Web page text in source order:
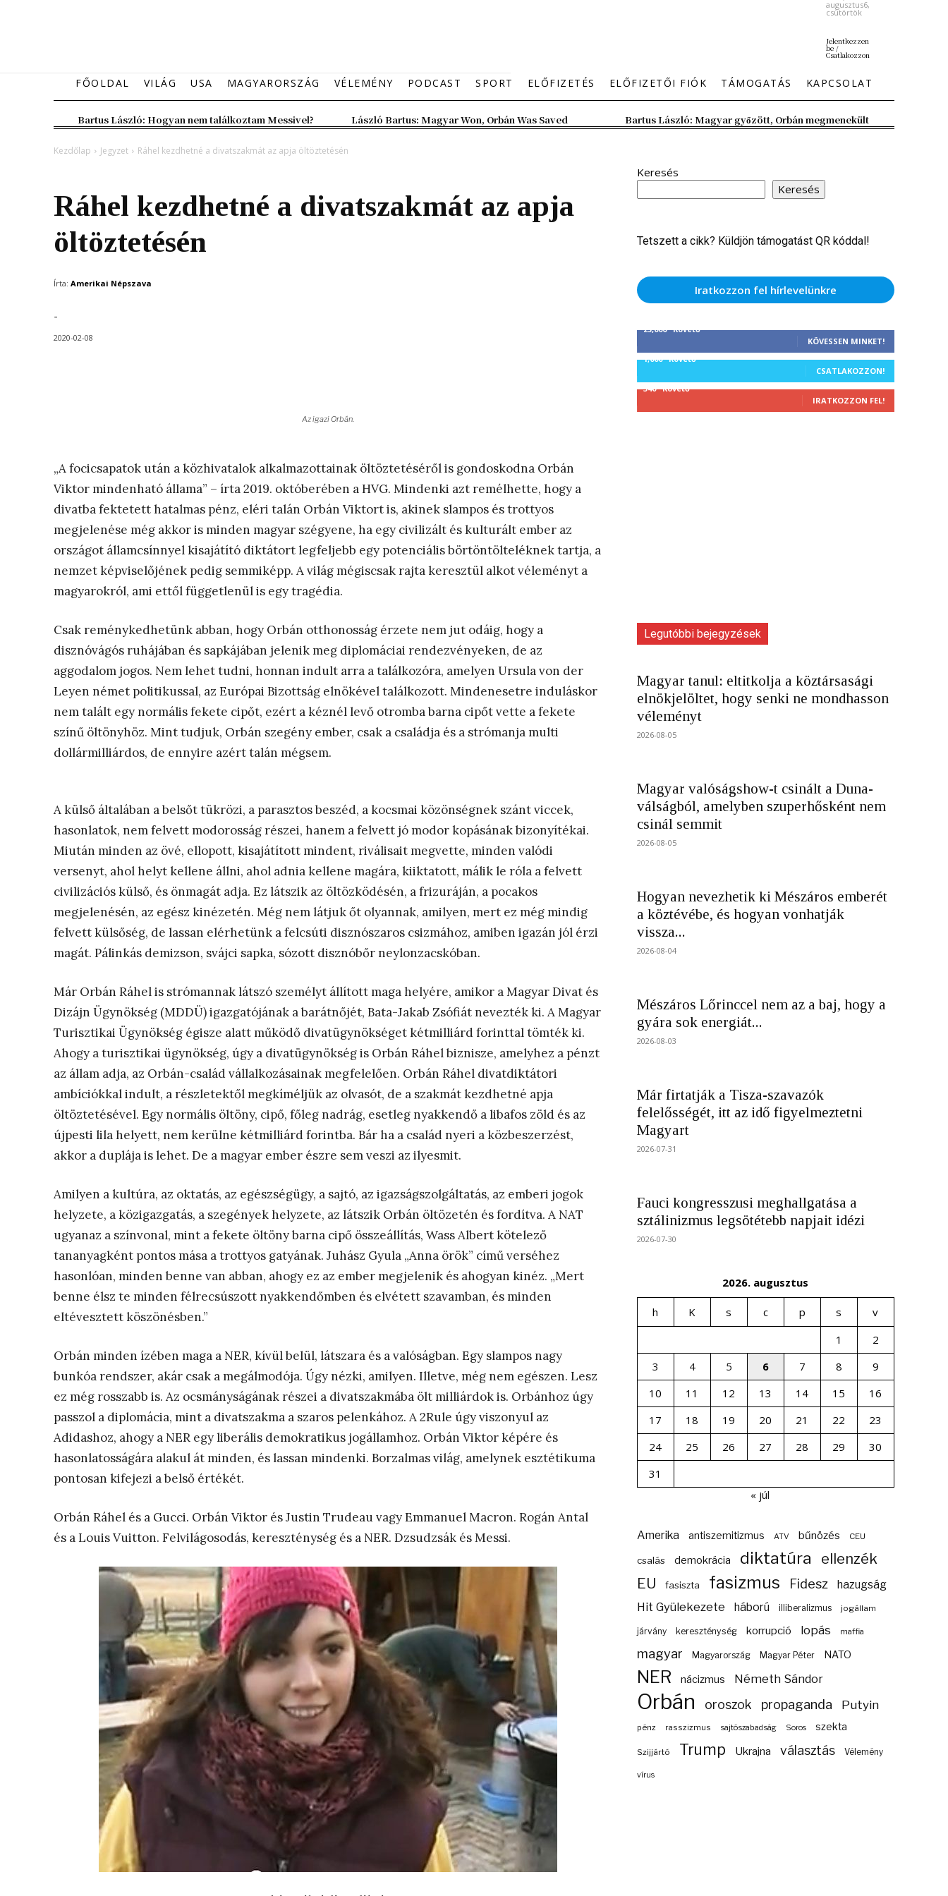
augusztus6,
csütörtök
Jelentkezzen
be /
Csatlakozzon
FŐOLDAL VILÁG USA MAGYARORSZÁG VÉLEMÉNY PODCAST SPORT ELŐFIZETÉS ELŐFIZETŐI FIÓK TÁMOGATÁS KAPCSOLAT
Bartus László: Hogyan nem találkoztam Messivel? László Bartus: Magyar Won, Orbán Was Saved Bartus László: Magyar győzött, Orbán megmenekült
Kezdőlap Jegyzet Ráhel kezdhetné a divatszakmát az apja öltöztetésén
Ráhel kezdhetné a divatszakmát az apja
öltöztetésén
Írta: Amerikai Népszava
-
2020-02-08
Az igazi Orbán.
„A focicsapatok után a közhivatalok alkalmazottainak öltöztetéséről is gondoskodna Orbán
Viktor mindenható állama” – írta 2019. októberében a HVG. Mindenki azt remélhette, hogy a
divatba fektetett hatalmas pénz, eléri talán Orbán Viktort is, akinek slampos és trottyos
megjelenése még akkor is minden magyar szégyene, ha egy civilizált és kulturált ember az
országot államcsínnyel kisajátító diktátort legfeljebb egy potenciális börtöntölteléknek tartja, a
nemzet képviselőjének pedig semmiképp. A világ mégiscsak rajta keresztül alkot véleményt a
magyarokról, ami ettől függetlenül is egy tragédia.
Csak reménykedhetünk abban, hogy Orbán otthonosság érzete nem jut odáig, hogy a
disznóvágós ruhájában és sapkájában jelenik meg diplomáciai rendezvényeken, de az
aggodalom jogos. Nem lehet tudni, honnan indult arra a találkozóra, amelyen Ursula von der
Leyen német politikussal, az Európai Bizottság elnökével találkozott. Mindenesetre induláskor
nem talált egy normális fekete cipőt, ezért a kéznél levő otromba barna cipőt vette a fekete
színű öltönyhöz. Mint tudjuk, Orbán szegény ember, csak a családja és a strómanja multi
dollármilliárdos, de ennyire azért talán mégsem.
A külső általában a belsőt tükrözi, a parasztos beszéd, a kocsmai közönségnek szánt viccek,
hasonlatok, nem felvett modorosság részei, hanem a felvett jó modor kopásának bizonyítékai.
Miután minden az övé, ellopott, kisajátított mindent, riválisait megvette, minden valódi
versenyt, ahol helyt kellene állni, ahol adnia kellene magára, kiiktatott, málik le róla a felvett
civilizációs külső, és önmagát adja. Ez látszik az öltözködésén, a frizuráján, a pocakos
megjelenésén, az egész kinézetén. Még nem látjuk őt olyannak, amilyen, mert ez még mindig
felvett külsőség, de lassan elérhetünk a felcsúti disznószaros csizmához, amiben igazán jól érzi
magát. Pálinkás demizson, svájci sapka, sózott disznóbőr neylonzacskóban.
Már Orbán Ráhel is strómannak látszó személyt állított maga helyére, amikor a Magyar Divat és
Dizájn Ügynökség (MDDÜ) igazgatójának a barátnőjét, Bata-Jakab Zsófiát nevezték ki. A Magyar
Turisztikai Ügynökség égisze alatt működő divatügynökséget kétmilliárd forinttal tömték ki.
Ahogy a turisztikai ügynökség, úgy a divatügynökség is Orbán Ráhel biznisze, amelyhez a pénzt
az állam adja, az Orbán-család vállalkozásainak megfelelően. Orbán Ráhel divatdiktátori
ambíciókkal indult, a részletektől megkíméljük az olvasót, de a szakmát kezdhetné apja
öltöztetésével. Egy normális öltöny, cipő, főleg nadrág, esetleg nyakkendő a libafos zöld és az
újpesti lila helyett, nem kerülne kétmilliárd forintba. Bár ha a család nyeri a közbeszerzést,
akkor a duplája is lehet. De a magyar ember észre sem veszi az ilyesmit.
Amilyen a kultúra, az oktatás, az egészségügy, a sajtó, az igazságszolgáltatás, az emberi jogok
helyzete, a közigazgatás, a szegények helyzete, az látszik Orbán öltözetén és fordítva. A NAT
ugyanaz a színvonal, mint a fekete öltöny barna cipő összeállítás, Wass Albert kötelező
tananyagként pontos mása a trottyos gatyának. Juhász Gyula „Anna örök” című verséhez
hasonlóan, minden benne van abban, ahogy ez az ember megjelenik és ahogyan kinéz. „Mert
benne élsz te minden félrecsúszott nyakkendőmben és elvétett szavamban, és minden
eltévesztett köszönésben.”
Orbán minden ízében maga a NER, kívül belül, látszara és a valóságban. Egy slampos nagy
bunkóa rendszer, akár csak a megálmodója. Úgy nézki, amilyen. Illetve, még nem egészen. Lesz
ez még rosszabb is. Az ocsmányságának részei a divatszakmába ölt milliárdok is. Orbánhoz úgy
passzol a diplomácia, mint a divatszakma a szaros pelenkához. A 2Rule úgy viszonyul az
Adidashoz, ahogy a NER egy liberális demokratikus jogállamhoz. Orbán Viktor képére és
hasonlatosságára alakul át minden, és lassan mindenki. Borzalmas világ, amelynek esztétikuma
pontosan kifejezi a belső értékét.
Orbán Ráhel és a Gucci. Orbán Viktor és Justin Trudeau vagy Emmanuel Macron. Rogán Antal
és a Louis Vuitton. Felvilágosodás, kereszténység és a NER. Dzsudzsák és Messi.
Keresés
Keresés
Tetszett a cikk? Küldjön támogatást QR kóddal!
Iratkozzon fel hírlevelünkre
25,000 Követő
KÖVESSEN MINKET!
1,000 Követő
CSATLAKOZZON!
340 Követő
IRATKOZZON FEL!
Legutóbbi bejegyzések
Magyar tanul: eltitkolja a köztársasági
elnökjelöltet, hogy senki ne mondhasson
véleményt
2026-08-05
Magyar valóságshow-t csinált a Duna-
válságból, amelyben szuperhősként nem
csinál semmit
2026-08-05
Hogyan nevezhetik ki Mészáros emberét
a köztévébe, és hogyan vonhatják
vissza...
2026-08-04
Mészáros Lőrinccel nem az a baj, hogy a
gyára sok energiát...
2026-08-03
Már firtatják a Tisza-szavazók
felelősségét, itt az idő figyelmeztetni
Magyart
2026-07-31
Fauci kongresszusi meghallgatása a
sztálinizmus legsötétebb napjait idézi
2026-07-30
2026. augusztus
h K s c p s
v
1
2
3
4 5 6 7 8
9
10
11 12 13 14 15
16
17
18 19 20 21 22
23
24
25 26 27 28 29
30
31
« júl
Amerika antiszemitizmus ATV bűnözés CEU
csalás demokrácia diktatúra ellenzék
EU fasiszta fasizmus Fidesz hazugság
Hit Gyülekezete háború illiberalizmus jogállam
járvány kereszténység korrupció lopás maffia
magyar Magyarország Magyar Péter NATO
NER nácizmus Németh Sándor
Orbán oroszok propaganda Putyin
pénz rasszizmus sajtószabadság Soros szekta
Szijjártó Trump Ukrajna választás Vélemény
vírus